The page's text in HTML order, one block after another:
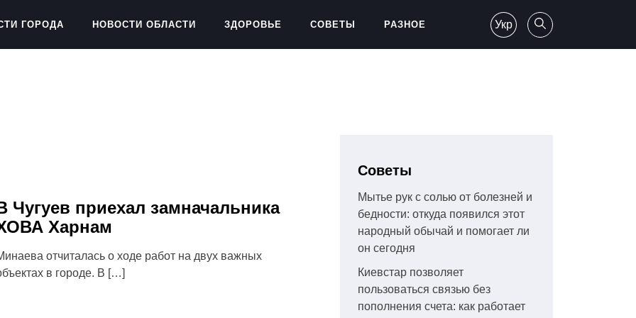
ГОРОДА НОВОСТИ ОБЛАСТИ ЗДОРОВЬЕ СОВЕТЫ РАЗНОЕ Укр
Чугуев приехал замначальника
Харнам
отчиталась о ходе работ на двух важных
в городе. В […]
Советы
Мытье рук с солью от болезней и
бедности: откуда появился этот
народный обычай и помогает ли
он сегодня
Киевстар позволяет
пользоваться связью без
пополнения счета: как работает